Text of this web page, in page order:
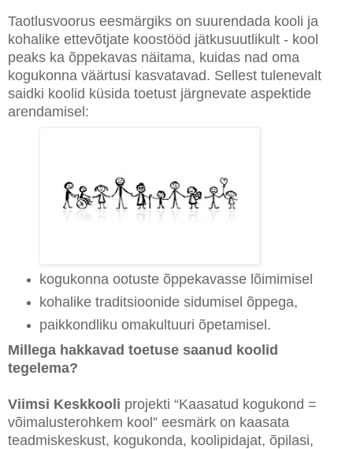
Taotlusvoorus eesmärgiks on suurendada kooli ja
kohalike ettevõtjate koostööd jätkusuutlikult - kool
peaks ka õppekavas näitama, kuidas nad oma
kogukonna väärtusi kasvatavad. Sellest tulenevalt
saidki koolid küsida toetust järgnevate aspektide
arendamisel:
kogukonna ootuste õppekavasse lõimimisel
kohalike traditsioonide sidumisel õppega,
paikkondliku omakultuuri õpetamisel.
Millega hakkavad toetuse saanud koolid
tegelema?
Viimsi Keskkooli projekti “Kaasatud kogukond =
võimalusterohkem kool” eesmärk on kaasata
teadmiskeskust, kogukonda, koolipidajat, õpilasi,